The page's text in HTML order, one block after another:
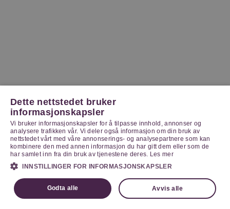
Dette nettstedet bruker
informasjonskapsler
Vi bruker informasjonskapsler for å tilpasse innhold, annonser og
analysere trafikken vår. Vi deler også informasjon om din bruk av
nettstedet vårt med våre annonserings- og analysepartnere som kan
kombinere den med annen informasjon du har gitt dem eller som de
har samlet inn fra din bruk av tjenestene deres. Les mer
INNSTILLINGER FOR INFORMASJONSKAPSLER
Godta alle Avvis alle